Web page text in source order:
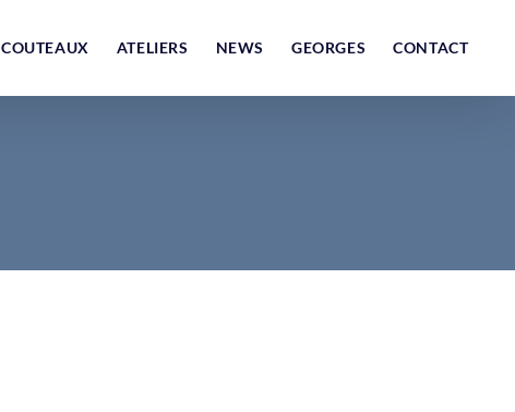
COUTEAUX ATELIERS NEWS GEORGES CONTACT